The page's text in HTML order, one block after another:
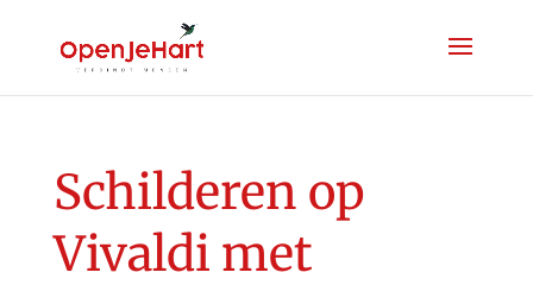
Schilderen op
Vivaldi met